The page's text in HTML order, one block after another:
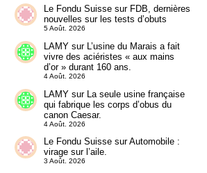
Le Fondu Suissesur FDB, dernières
nouvelles sur les tests d’obuts
5 Août. 2026
LAMYsur L’usine du Marais a fait
vivre des aciéristes « aux mains
d’or » durant 160 ans.
4 Août. 2026
LAMYsur La seule usine française
qui fabrique les corps d’obus du
canon Caesar.
4 Août. 2026
Le Fondu SuissesurAutomobile :
virage sur l’aile.
3 Août. 2026